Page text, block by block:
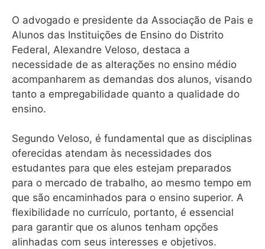
O advogado e presidente da Associação de Pais e
Alunos das Instituições de Ensino do Distrito
Federal, Alexandre Veloso, destaca a
necessidade de as alterações no ensino médio
acompanharem as demandas dos alunos, visando
tanto a empregabilidade quanto a qualidade do
ensino.
Segundo Veloso, é fundamental que as disciplinas
oferecidas atendam às necessidades dos
estudantes para que eles estejam preparados
para o mercado de trabalho, ao mesmo tempo em
que são encaminhados para o ensino superior. A
flexibilidade no currículo, portanto, é essencial
para garantir que os alunos tenham opções
alinhadas com seus interesses e objetivos.